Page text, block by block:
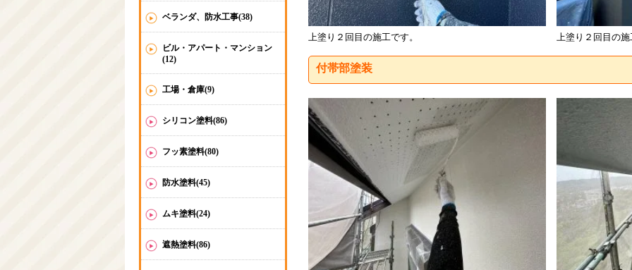
上塗り２回目の施工です。 上塗り２回目の
付帯部塗装
ベランダ、防水工事(38)
ビル・アパート・マンション
(12)
工場・倉庫(9)
シリコン塗料(86)
フッ素塗料(80)
防水塗料(45)
ムキ塗料(24)
遮熱塗料(86)